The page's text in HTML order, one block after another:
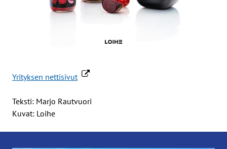
Yrityksen nettisivut
Teksti: Marjo Rautvuori
Kuvat: Loihe